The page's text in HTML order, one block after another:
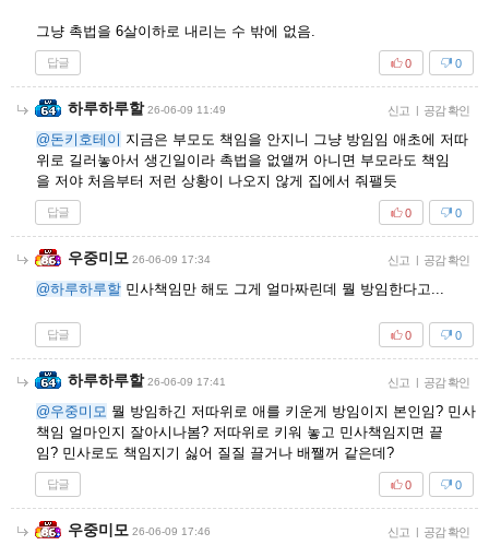
그냥 촉법을 6살이하로 내리는 수 밖에 없음.
답글 0
0
하루하루할 26-06-09 11:49 신고 | 공감 확인
@돈키호테이 지금은 부모도 책임을 안지니 그냥 방임임 애초에 저따
위로 길러놓아서 생긴일이라 촉법을 없앨꺼 아니면 부모라도 책임
을 저야 처음부터 저런 상황이 나오지 않게 집에서 줘팰듯
답글 0
0
우중미모 26-06-09 17:34 신고 | 공감 확인
@하루하루할 민사책임만 해도 그게 얼마짜린데 뭘 방임한다고...
답글 0
0
하루하루할 26-06-09 17:41 신고 | 공감 확인
@우중미모 뭘 방임하긴 저따위로 애를 키운게 방임이지 본인임? 민사
책임 얼마인지 잘아시나봄? 저따위로 키워 놓고 민사책임지면 끝
임? 민사로도 책임지기 싫어 질질 끌거나 배쨀꺼 같은데?
답글 0
0
우중미모 26-06-09 17:46 신고 | 공감 확인